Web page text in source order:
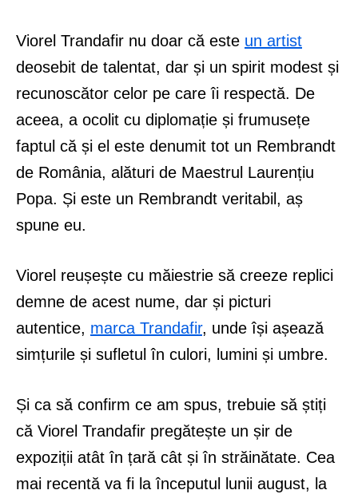
Viorel Trandafir nu doar că este un artist
deosebit de talentat, dar și un spirit modest și
recunoscător celor pe care îi respectă. De
aceea, a ocolit cu diplomație și frumusețe
faptul că și el este denumit tot un Rembrandt
de România, alături de Maestrul Laurențiu
Popa. Și este un Rembrandt veritabil, aș
spune eu.
Viorel reușește cu măiestrie să creeze replici
demne de acest nume, dar și picturi
autentice, marca Trandafir, unde își așează
simțurile și sufletul în culori, lumini și umbre.
Și ca să confirm ce am spus, trebuie să știți
că Viorel Trandafir pregătește un șir de
expoziții atât în țară cât și în străinătate. Cea
mai recentă va fi la începutul lunii august, la